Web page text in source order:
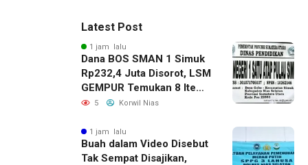
Latest Post
1 jam lalu
Dana BOS SMAN 1 Simuk
Rp232,4 Juta Disorot, LSM
GEMPUR Temukan 8 Item
Aset Rp65 Juta Diduga
5 Korwil Nias
1 jam lalu
Buah dalam Video Disebut
Tak Sempat Disajikan,